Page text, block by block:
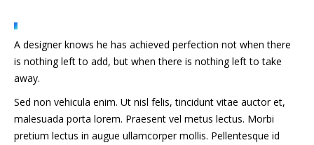
A designer knows he has achieved perfection not when there
is nothing left to add, but when there is nothing left to take
away.
Sed non vehicula enim. Ut nisl felis, tincidunt vitae auctor et,
malesuada porta lorem. Praesent vel metus lectus. Morbi
pretium lectus in augue ullamcorper mollis. Pellentesque id